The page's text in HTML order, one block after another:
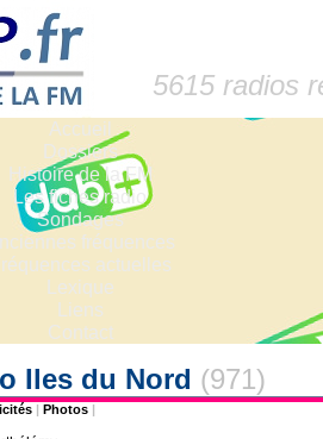
5615 radios
Accueil
Dossiers
Histoire de la FM
Les fiches radio
Sondages
fréquences
actuelles
Lexique
Liens
Contact
Iles du Nord (971)
| Photos |